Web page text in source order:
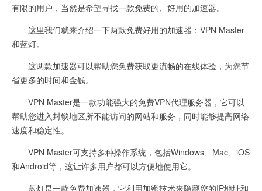
有限的用户，当然是希望寻找一款免费的、好用的加速器。
这里我们就来介绍一下两款免费好用的加速器：VPN Master
和蓝灯。
这两款加速器可以帮助您免费获取更流畅的在线体验，为您节
省更多的时间和金钱。
VPN Master是一款功能强大的免费VPN代理服务器，它可以
帮助您进入封锁地区所不能访问的网站和服务，同时能够提高网络
速度和稳定性。
VPN Master可支持多种操作系统，包括Windows、Mac、iOS
和Android等，这让许多用户都可以方便地使用它。
蓝灯是一款免费加速器，它利用加密技术来隐藏您的IP地址和